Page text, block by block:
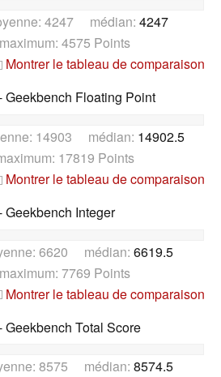
4247 médian: 4247
4575 Points
Montrer le tableau de comparaison
Geekbench Floating Point
14903 médian: 14902.5
17819 Points
Montrer le tableau de comparaison
Geekbench Integer
6620 médian: 6619.5
7769 Points
Montrer le tableau de comparaison
Geekbench Total Score
8575 médian: 8574.5